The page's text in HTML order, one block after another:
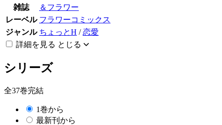
雑誌
＆フラワー
レーベル フラワーコミックス
ジャンル ちょっとH /恋愛
詳細を見る とじる
シリーズ
全37巻完結
1巻から
最新刊から